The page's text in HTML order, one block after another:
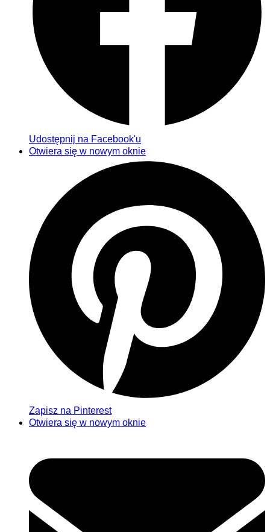
Udostępnij na Facebook'u
Otwiera się w nowym oknie
Zapisz na Pinterest
Otwiera się w nowym oknie